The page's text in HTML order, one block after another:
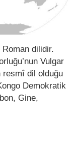
dilidir.
Vulgar
resmî dil olduğu
Demokratik
Gine,